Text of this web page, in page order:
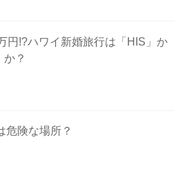
円!?ハワイ新婚旅行は「HIS」か
か？
危険な場所？